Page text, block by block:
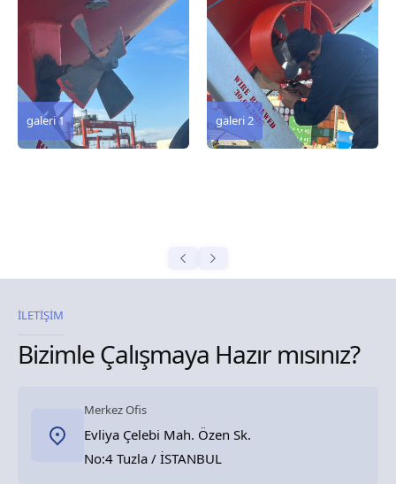
galeri 2
galeri 3
İLETİŞİM
Bizimle Çalışmaya Hazır mısınız?
Merkez Ofis
Evliya Çelebi Mah. Özen Sk.
No:4 Tuzla / İSTANBUL